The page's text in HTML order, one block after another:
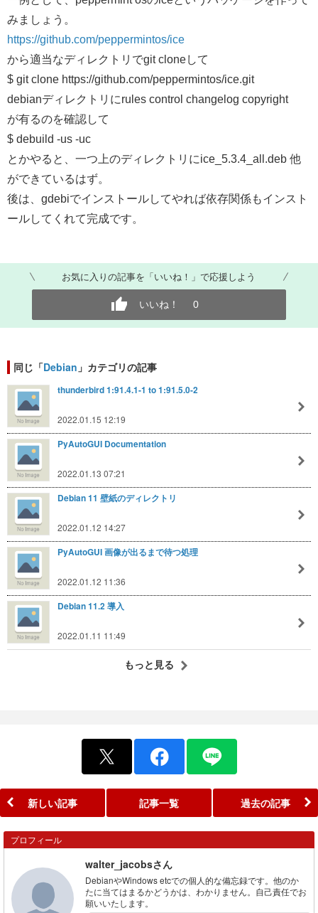
みましょう。
https://github.com/peppermintos/ice
から適当なディレクトリでgit cloneして
$ git clone https://github.com/peppermintos/ice.git
debianディレクトリにrules control changelog copyright
が有るのを確認して
$ debuild -us -uc
とかやると、一つ上のディレクトリにice_5.3.4_all.deb 他
ができているはず。
後は、gdebiでインストールしてやれば依存関係もインスト
ールしてくれて完成です。
お気に入りの記事を「いいね！」で応援しよう
いいね！ 0
同じ「Debian 」カテゴリの記事
thunderbird 1:91.4.1-1 to 1:91.5.0-2
2022.01.15 12:19
PyAutoGUI Documentation
2022.01.13 07:21
Debian 11 壁紙のディレクトリ
2022.01.12 14:27
PyAutoGUI 画像が出るまで待つ処理
2022.01.12 11:36
Debian 11.2 導入
2022.01.11 11:49
もっと見る
新しい記事 記事一覧 過去の記事
プロフィール
walter_jacobsさん
DebianやWindows etcでの個人的な備忘録です。他のか
たに当てはまるかどうかは、わかりません。自己責任でお
願いいたします。